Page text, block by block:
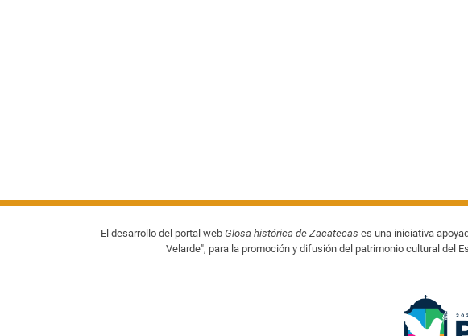
El desarrollo del portal web Glosa histórica de Zacatecas es una iniciativa
Velarde", para la promoción y difusión del patrimonio cultural del